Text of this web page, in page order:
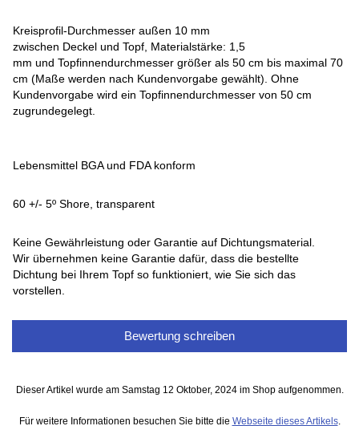
Kreisprofil-Durchmesser außen 10 mm
zwischen Deckel undTopf, Materialstärke: 1,5
mm und Topfinnendurchmesser größer als 50 cm bis maximal 70
cm (Maße werden nach Kundenvorgabe gewählt). Ohne
Kundenvorgabe wird ein Topfinnendurchmesser von 50 cm
zugrundegelegt.
Lebensmittel BGA und FDA konform
60 +/- 5º Shore, transparent
Keine Gewährleistung oder Garantie auf Dichtungsmaterial.
Wir übernehmen keine Garantie dafür, dass die bestellte
Dichtung bei Ihrem Topf so funktioniert, wie Sie sich das
vorstellen.
Bewertung schreiben
Dieser Artikel wurde am Samstag 12 Oktober, 2024 im Shop aufgenommen.
Für weitere Informationen besuchen Sie bitte die Webseite dieses Artikels.